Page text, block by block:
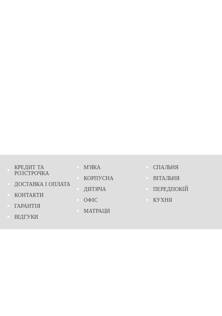
КРЕДИТ ТА
РОЗСТРОЧКА
ДОСТАВКА І ОПЛАТА
КОНТАКТИ
ГАРАНТІЯ
ВІДГУКИ
М'ЯКА
КОРПУСНА
ДИТЯЧА
ОФІС
МАТРАЦИ
СПАЛЬНЯ
ВІТАЛЬНЯ
ПЕРЕДПОКІЙ
КУХНЯ